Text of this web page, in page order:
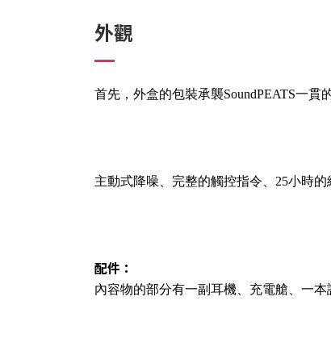
外觀
首先，外盒的包裝承襲SoundPEATS一貫
主動式降噪、完整的觸控指令、25小時的
配件：
內容物的部分有一副耳機、充電艙、一本